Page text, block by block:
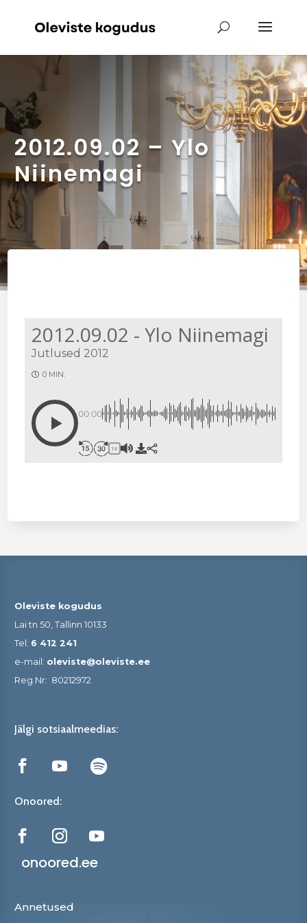
2012.09.02 – Ylo
Niinemagi
2012.09.02 - Ylo Niinemagi
Jutlused 2012
0 MIN.
00:00
1X
Oleviste kogudus
Lai tn 50, Tallinn 10133
Tel: 6 412 241
e-mail: oleviste@oleviste.ee
Reg.Nr: 80212972
Jälgi sotsiaalmeedias:
Onoored:
onoored.ee
Annetused